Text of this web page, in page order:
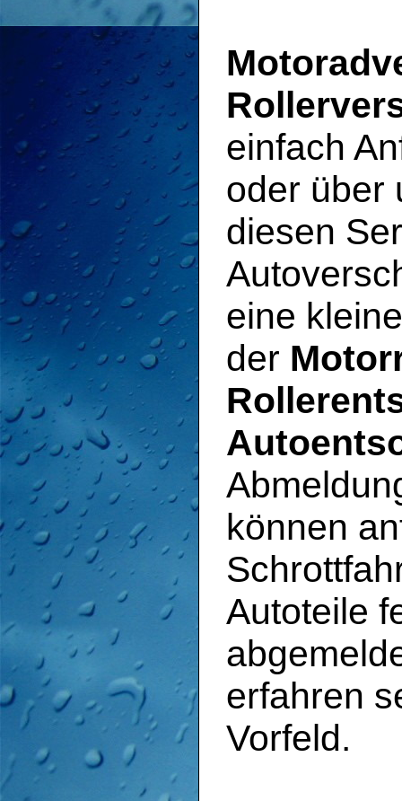
einfach
oder über
diesen
eine
der
können
Autoteile
erfahren
Vorfeld.